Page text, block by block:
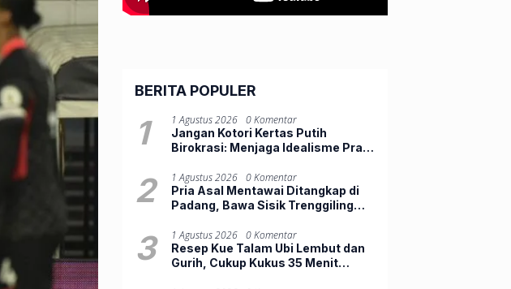
BERITA POPULER
1 1 Agustus 2026
0 Komentar
Jangan Kotori Kertas Putih
Birokrasi: Menjaga Idealisme Praja
2 1 Agustus 2026
0 Komentar
Pria Asal Mentawai Ditangkap di
Padang, Bawa Sisik Trenggiling
3 1 Agustus 2026
0 Komentar
Resep Kue Talam Ubi Lembut dan
Gurih, Cukup Kukus 35 Menit